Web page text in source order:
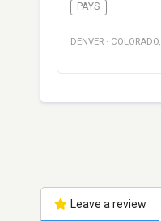
PAYS
DENVER · COLORADO,
Leave a review